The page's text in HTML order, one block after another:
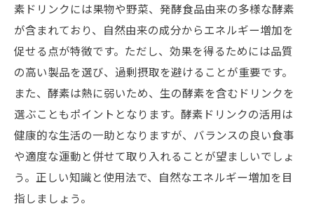
素ドリンクには果物や野菜、発酵食品由来の多様な酵素
が含まれており、自然由来の成分からエネルギー増加を
促せる点が特徴です。ただし、効果を得るためには品質
の高い製品を選び、過剰摂取を避けることが重要です。
また、酵素は熱に弱いため、生の酵素を含むドリンクを
選ぶこともポイントとなります。酵素ドリンクの活用は
健康的な生活の一助となりますが、バランスの良い食事
や適度な運動と併せて取り入れることが望ましいでしょ
う。正しい知識と使用法で、自然なエネルギー増加を目
指しましょう。